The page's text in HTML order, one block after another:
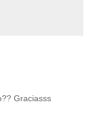
Graciasss